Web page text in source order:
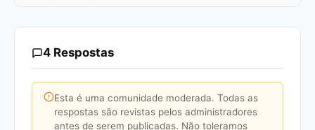
4 Respostas
Esta é uma comunidade moderada. Todas as
respostas são revistas pelos administradores
antes de serem publicadas. Não toleramos